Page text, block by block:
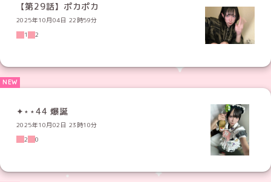
【第29話】ポカポカ
2025年10月04日 22時59分
1
2
✦⋆⋆44 爆誕
2025年10月02日 23時10分
2
0